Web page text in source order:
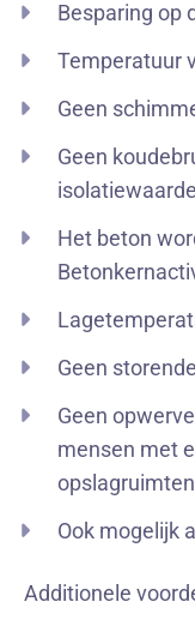
Besparing op
Temperatuur
Geen
Geen
isolatiewaarde
Het beton
Geen
Geen
mensen met
opslagruimten
Ook mogelijk
Additionele